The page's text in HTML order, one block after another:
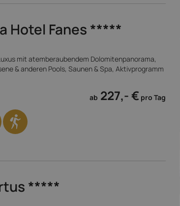
Hotel Fanes *****
mit atemberaubendem Dolomitenpanorama,
& anderen Pools, Saunen & Spa, Aktivprogramm
ab 227,- € pro Tag
*****